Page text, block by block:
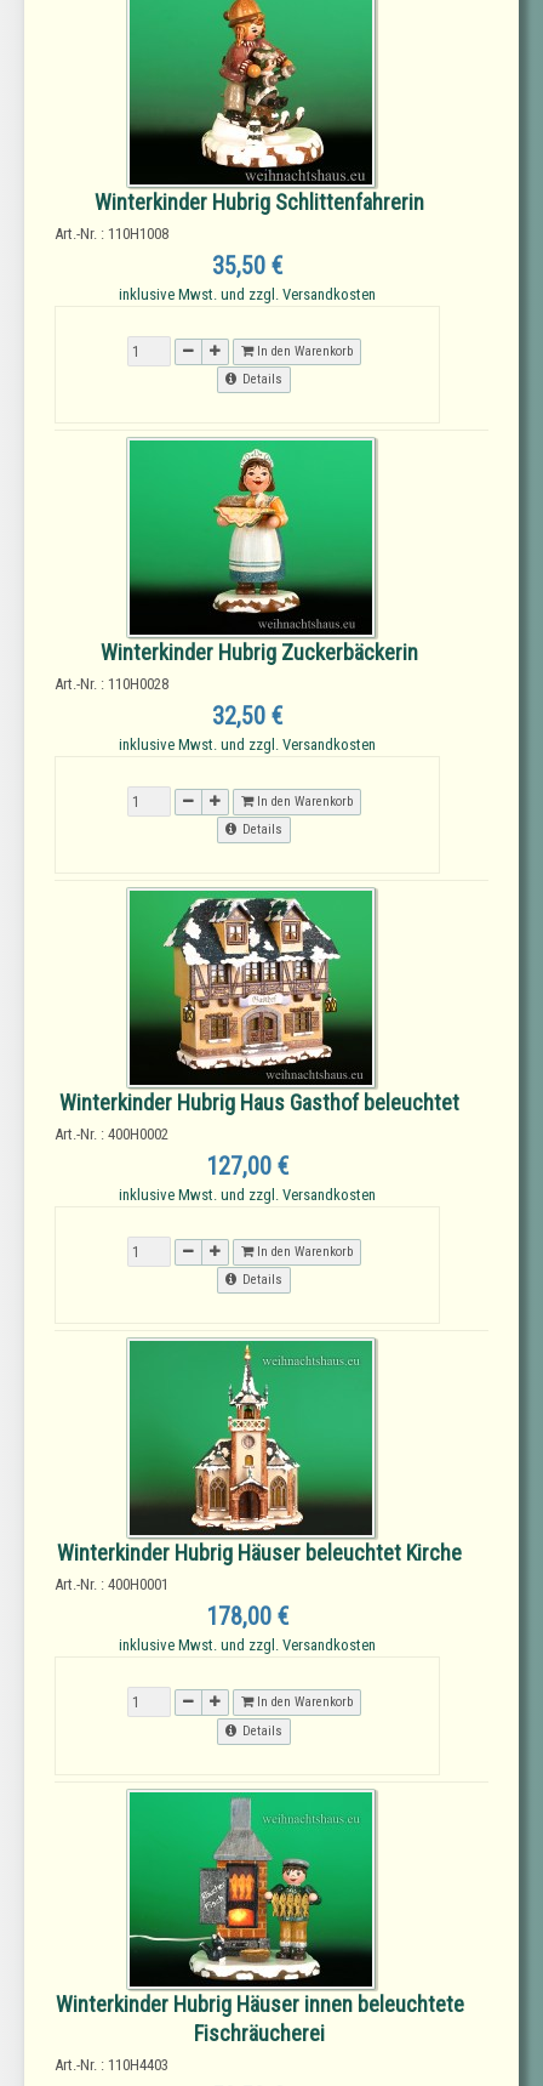
Winterkinder Hubrig Schlittenfahrerin
Art.-Nr. : 110H1008
35,50 €
inklusive Mwst. und zzgl. Versandkosten
In den Warenkorb
Details
Winterkinder Hubrig Zuckerbäckerin
Art.-Nr. : 110H0028
32,50 €
inklusive Mwst. und zzgl. Versandkosten
In den Warenkorb
Details
Winterkinder Hubrig Haus Gasthof beleuchtet
Art.-Nr. : 400H0002
127,00 €
inklusive Mwst. und zzgl. Versandkosten
In den Warenkorb
Details
Winterkinder Hubrig Häuser beleuchtet Kirche
Art.-Nr. : 400H0001
178,00 €
inklusive Mwst. und zzgl. Versandkosten
In den Warenkorb
Details
Winterkinder Hubrig Häuser innen beleuchtete
Fischräucherei
Art.-Nr. : 110H4403